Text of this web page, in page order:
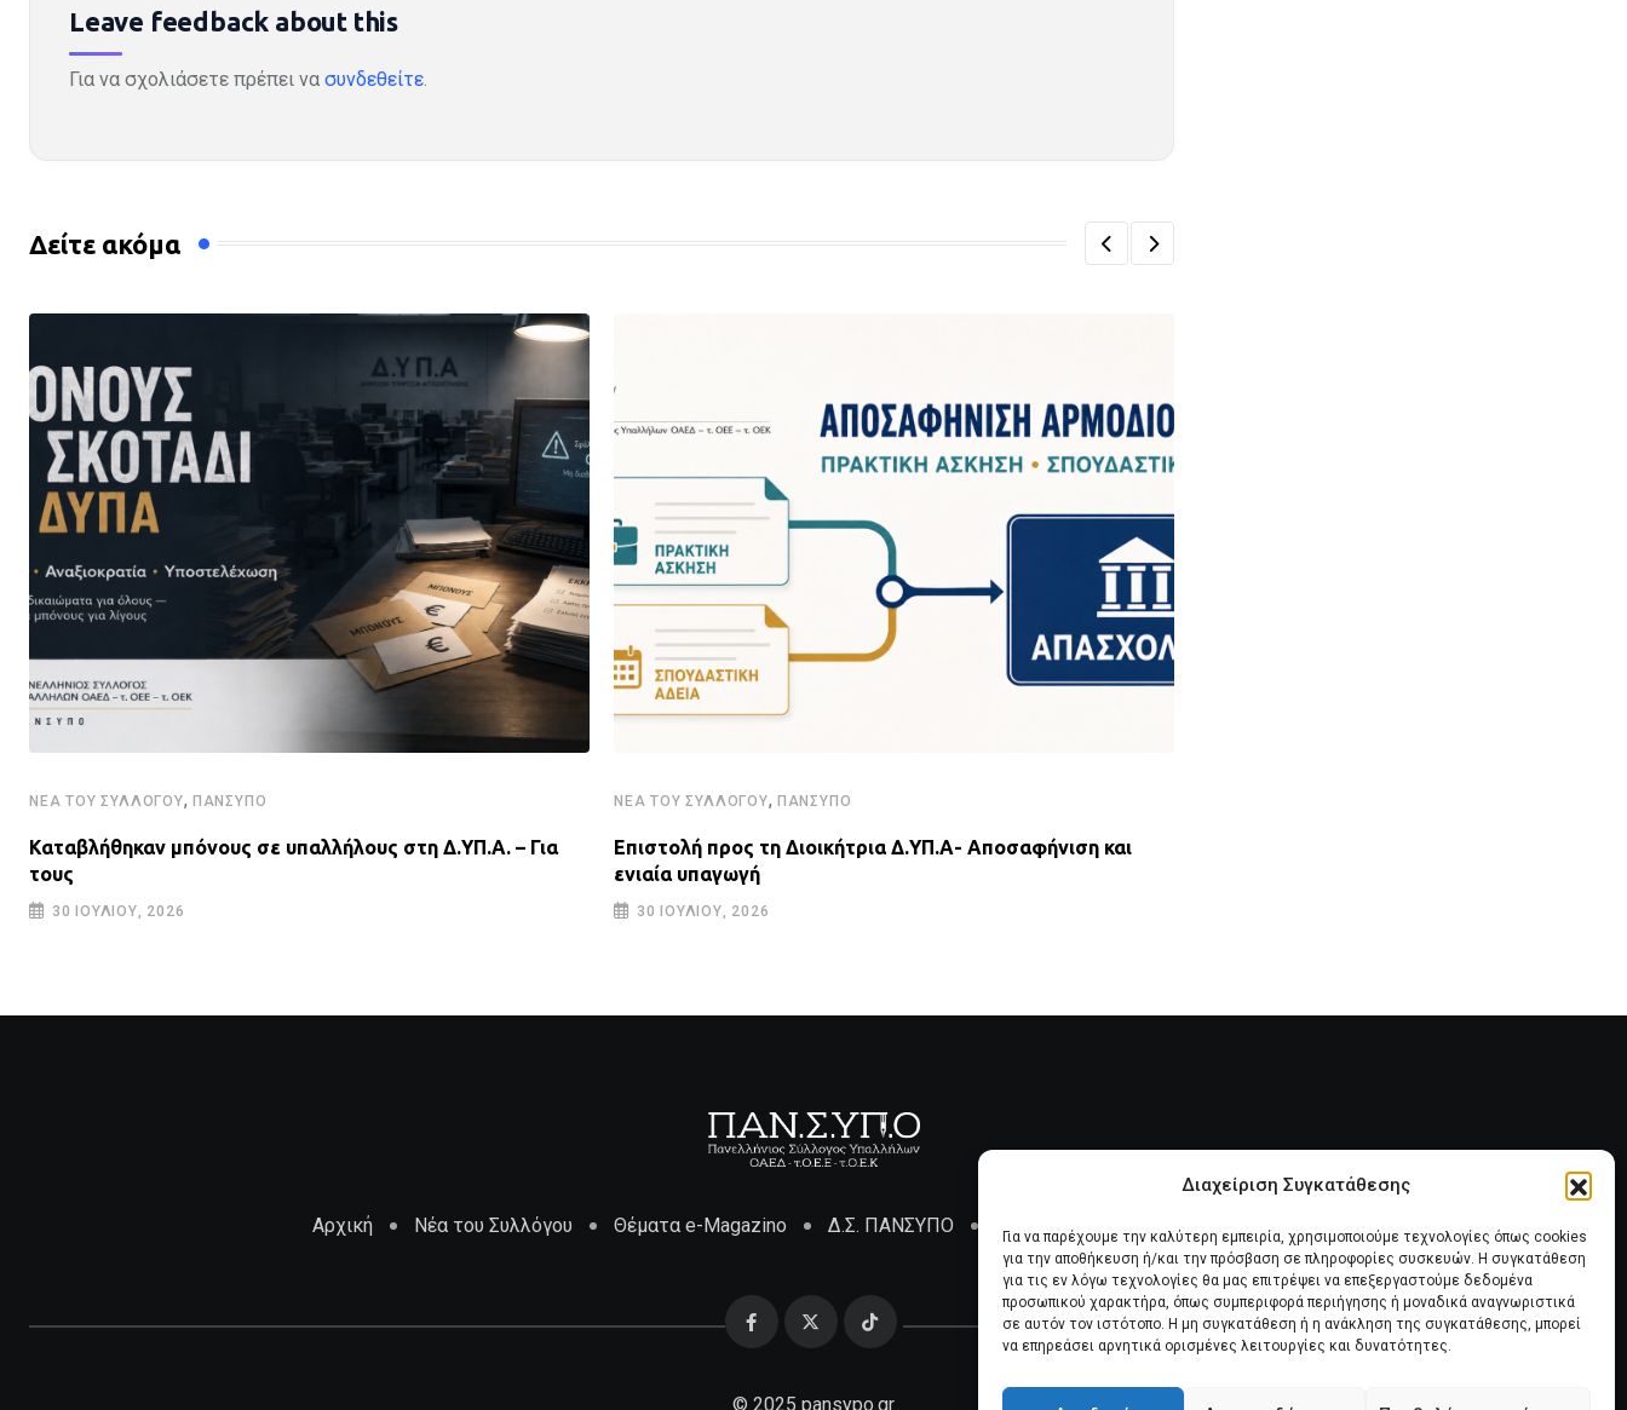
Διαχείριση Συγκατάθεσης
Για να παρέχουμε την καλύτερη εμπειρία, χρησιμοποιούμε τεχνολογίες όπως cookies
για την αποθήκευση ή/και την πρόσβαση σε πληροφορίες συσκευών. Η συγκατάθεση
για τις εν λόγω τεχνολογίες θα μας επιτρέψει να επεξεργαστούμε δεδομένα
προσωπικού χαρακτήρα, όπως συμπεριφορά περιήγησης ή μοναδικά αναγνωριστικά
σε αυτόν τον ιστότοπο. Η μη συγκατάθεση ή η ανάκληση της συγκατάθεσης, μπορεί
να επηρεάσει αρνητικά ορισμένες λειτουργίες και δυνατότητες.
Leave feedback about this
Για να σχολιάσετε πρέπει να συνδεθείτε.
Δείτε ακόμα
ΝΈΑ ΤΟΥ ΣΥΛΛΌΓΟΥ, ΠΑΝΣΥΠΟ
Καταβλήθηκαν μπόνους σε υπαλλήλους στη Δ.ΥΠ.Α. – Για
τους
30 ΙΟΥΛΊΟΥ, 2026
ΝΈΑ ΤΟΥ ΣΥΛΛΌΓΟΥ, ΠΑΝΣΥΠΟ
Επιστολή προς τη Διοικήτρια Δ.ΥΠ.Α- Αποσαφήνιση και
ενιαία υπαγωγή
30 ΙΟΥΛΊΟΥ, 2026
Αρχική Νέα του Συλλόγου Θέματα e-Magazino Δ.Σ. ΠΑΝΣΥΠΟ Επικοινωνία Πολιτική Cookies (ΕΕ)
© 2025 pansypo.gr